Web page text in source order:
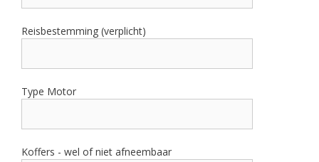
Reisbestemming (verplicht)
Type Motor
Koffers - wel of niet afneembaar